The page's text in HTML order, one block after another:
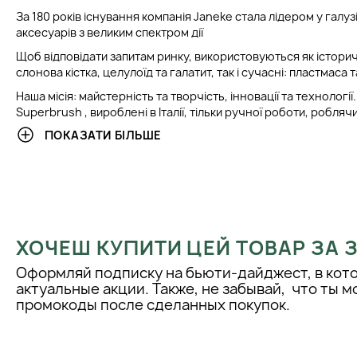
За 180 років існування компанія Janeke стала лідером у
аксесуарів з великим спектром дії
Щоб відповідати запитам ринку, використовуються як
слонова кістка, целулоїд та галатит, так і сучасні: пластмаса
Наша місія: майстерність та творчість, інновації та
Superbrush , вироблені в Італії, тільки ручної роботи,
дизайн та високу якість матеріалів. В останні роки успіх
зміцнити внутрішній ринок і значно розвинути ринок за
Лінія, яка поєднує в собі елегантність та практичність.
Janeke це ТЕХНОЛОГІЯ
Нова лінія гребінець з карбонового волокна повністю
Крім того, висока термостійкість та хімічні речовини
ПОКАЗАТИ БІЛЬШЕ
ХОЧЕШ КУПИТИ ЦЕЙ ТОВАР ЗА
Оформляй подписку на бьюти-дайджест, в
актуальные акции. Также, не забывай, что ты
промокоды после сделанных покупок.